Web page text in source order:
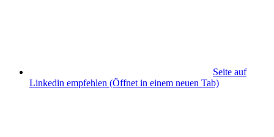
Seite auf
Linkedin empfehlen (Öffnet in einem neuen Tab)